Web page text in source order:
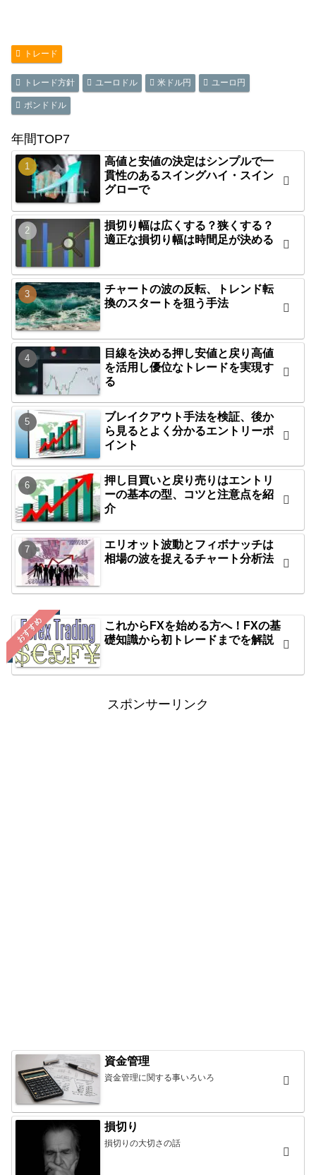
トレード
トレード方針 ユーロドル 米ドル円 ユーロ円
ポンドドル
年間TOP7
高値と安値の決定はシンプルで一
貫性のあるスイングハイ・スイン
グローで
損切り幅は広くする？狭くする？
適正な損切り幅は時間足が決める
チャートの波の反転、トレンド転
換のスタートを狙う手法
目線を決める押し安値と戻り高値
を活用し優位なトレードを実現す
る
ブレイクアウト手法を検証、後か
ら見るとよく分かるエントリーポ
イント
押し目買いと戻り売りはエントリ
ーの基本の型、コツと注意点を紹
介
エリオット波動とフィボナッチは
相場の波を捉えるチャート分析法
おすすめ
これからFXを始める方へ！FXの基
礎知識から初トレードまでを解説
スポンサーリンク
資金管理
資金管理に関する事いろいろ
損切り
損切りの大切さの話